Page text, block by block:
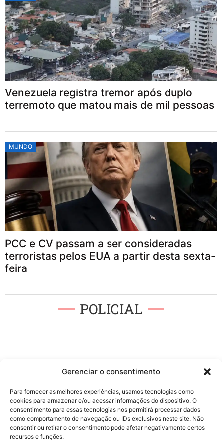
Gerenciar o consentimento
Para fornecer as melhores experiências, usamos tecnologias como
cookies para armazenar e/ou acessar informações do dispositivo. O
consentimento para essas tecnologias nos permitirá processar dados
como comportamento de navegação ou IDs exclusivos neste site. Não
consentir ou retirar o consentimento pode afetar negativamente certos
recursos e funções.
Venezuela registra tremor após duplo
terremoto que matou mais de mil pessoas
MUNDO
PCC e CV passam a ser consideradas
terroristas pelos EUA a partir desta sexta-
feira
POLICIAL